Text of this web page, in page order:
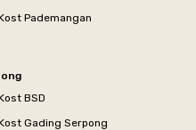
Pademangan
BSD
Gading Serpong